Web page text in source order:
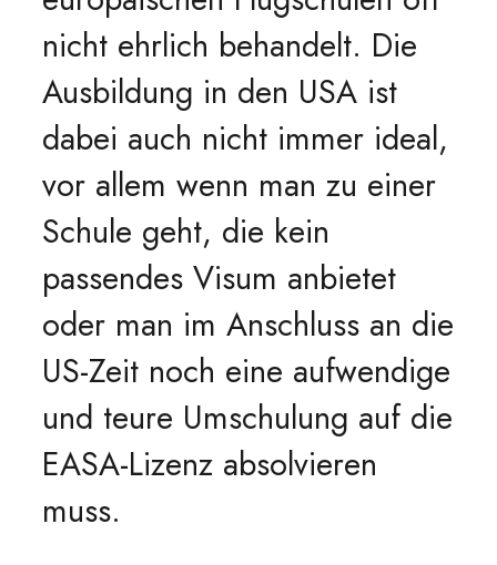
nicht ehrlich behandelt. Die
Ausbildung in den USA ist
dabei auch nicht immer ideal,
vor allem wenn man zu einer
Schule geht, die kein
passendes Visum anbietet
oder man im Anschluss an die
US-Zeit noch eine aufwendige
und teure Umschulung auf die
EASA-Lizenz absolvieren
muss.